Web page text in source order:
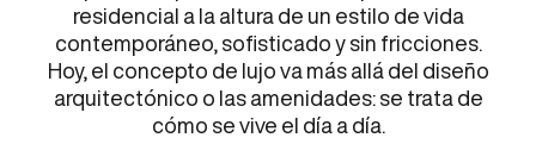
residencial a la altura de un estilo de vida
contemporáneo, sofisticado y sin fricciones.
Hoy, el concepto de lujo va más allá del diseño
arquitectónico o las amenidades: se trata de
cómo se vive el día a día.